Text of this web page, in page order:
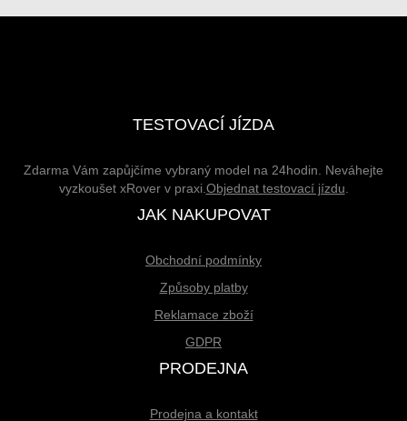
TESTOVACÍ JÍZDA
Zdarma Vám zapůjčíme vybraný model na 24hodin. Neváhejte
vyzkoušet xRover v praxi. Objednat testovací jízdu
JAK NAKUPOVAT
Obchodní podmínky
Způsoby platby
Reklamace zboží
GDPR
PRODEJNA
Prodejna a kontakt